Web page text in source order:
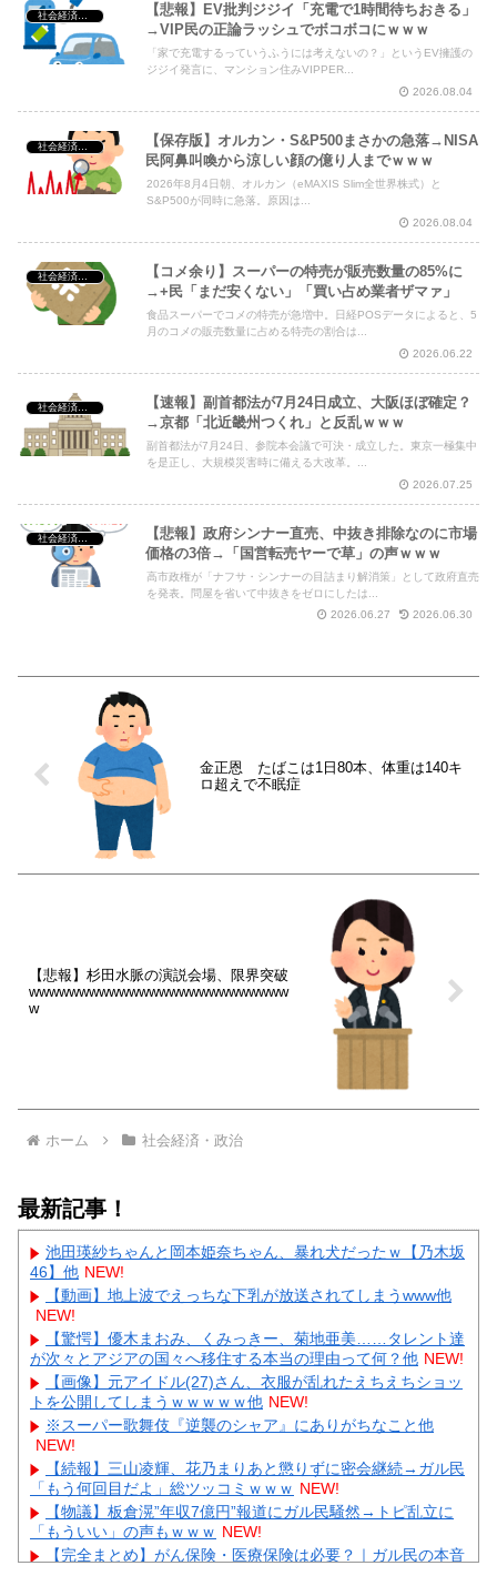
【悲報】EV批判ジジイ「充電で1時間待ちおきる」
→VIP民の正論ラッシュでボコボコにｗｗｗ
「家で充電するっていうふうには考えないの？」というEV擁護の
ジジイ発言に、マンション住みVIPPER...
2026.08.04
【保存版】オルカン・S&P500まさかの急落→NISA
民阿鼻叫喚から涼しい顔の億り人までｗｗｗ
2026年8月4日朝、オルカン（eMAXIS Slim全世界株式）と
S&P500が同時に急落。原因は...
2026.08.04
社会経済・政治
【コメ余り】スーパーの特売が販売数量の85%に
→+民「まだ安くない」「買い占め業者ザマァ」
食品スーパーでコメの特売が急増中。日経POSデータによると、5
月のコメの販売数量に占める特売の割合は...
2026.06.22
社会経済・政治
【速報】副首都法が7月24日成立、大阪ほぼ確定？
→京都「北近畿州つくれ」と反乱ｗｗｗ
副首都法が7月24日、参院本会議で可決・成立した。東京一極集中
を是正し、大規模災害時に備える大改革。...
2026.07.25
社会経済・政治
【悲報】政府シンナー直売、中抜き排除なのに市場
価格の3倍→「国営転売ヤーで草」の声ｗｗｗ
高市政権が「ナフサ・シンナーの目詰まり解消策」として政府直売
を発表。問屋を省いて中抜きをゼロにしたは...
2026.06.27
2026.06.30
金正恩 たばこは1日80本、体重は140キ
ロ超えで不眠症
【悲報】杉田水脈の演説会場、限界突破
wwwwwwwwwwwwwwwwwwwwwwwwww
w
ホーム 社会経済・政治
最新記事！
池田瑛紗ちゃんと岡本姫奈ちゃん、暴れ犬だったｗ【乃木坂
46】他 NEW!
【動画】地上波でえっちな下乳が放送されてしまうwww他
NEW!
【驚愕】優木まおみ、くみっきー、菊地亜美……タレント達
が次々とアジアの国々へ移住する本当の理由って何？他 NEW!
【画像】元アイドル(27)さん、衣服が乱れたえちえちショッ
トを公開してしまうｗｗｗｗｗ他 NEW!
※スーパー歌舞伎『逆襲のシャア』にありがちなこと他
NEW!
【続報】三山凌輝、花乃まりあと懲りずに密会継続→ガル民
「もう何回目だよ」総ツッコミｗｗｗ NEW!
【物議】板倉滉”年収7億円”報道にガル民騒然→トピ乱立に
「もういい」の声もｗｗｗ NEW!
【完全まとめ】がん保険・医療保険は必要？｜ガル民の本音